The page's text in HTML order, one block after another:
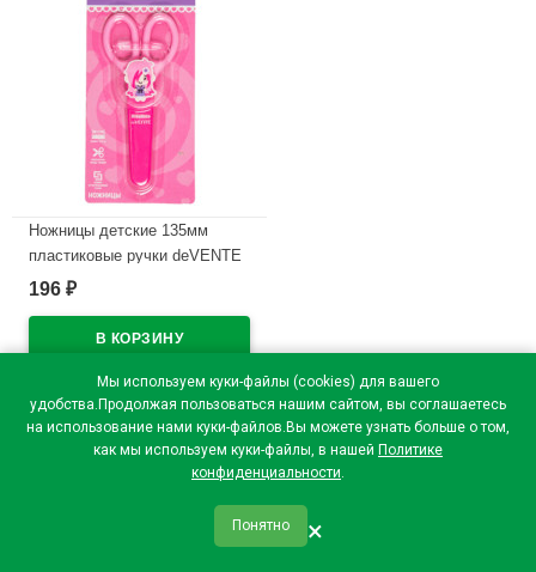
Мы используем куки-файлы (cookies) для вашего
удобства.Продолжая пользоваться нашим сайтом, вы соглашаетесь
на использование нами куки-файлов.Вы можете узнать больше о том,
как мы используем куки-файлы, в нашей Политике
конфиденциальности.
Понятно ×
Ножницы детские 135мм
пластиковые ручки deVENTE
НикоНико (NicoNico:-))
арт.8010326
В наличии
196 ₽
qr_code